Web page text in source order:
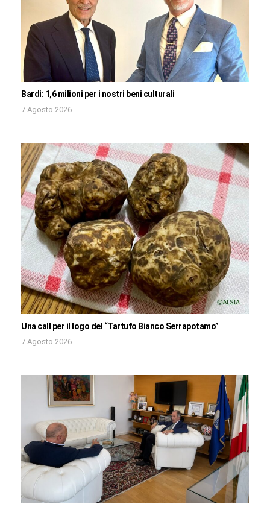
Bardi: 1,6 milioni per i nostri beni culturali
7 Agosto 2026
Una call per il logo del “Tartufo Bianco Serrapotamo”
7 Agosto 2026